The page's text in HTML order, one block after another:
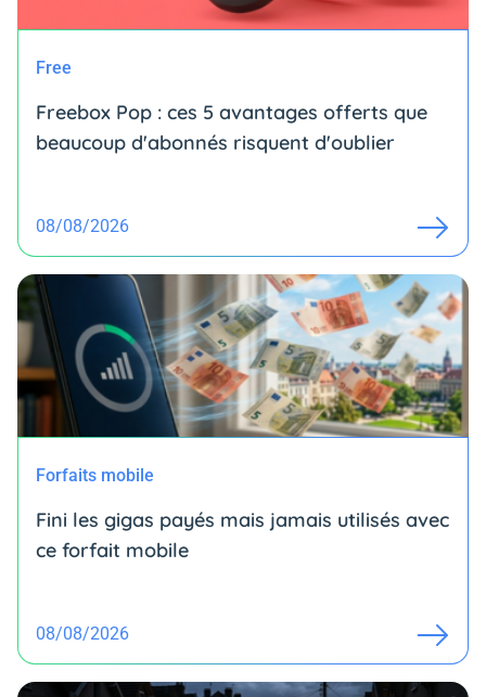
Free
Freebox Pop : ces 5 avantages offerts que
beaucoup d'abonnés risquent d'oublier
08/08/2026
Forfaits mobile
Fini les gigas payés mais jamais utilisés avec
ce forfait mobile
08/08/2026